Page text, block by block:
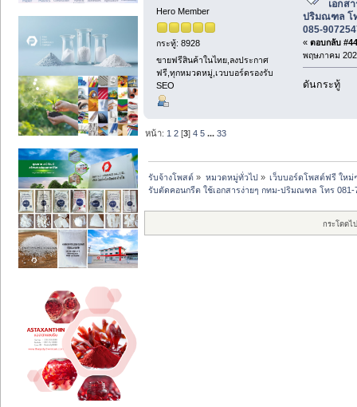
Hero Member
กระทู้: 8928
ขายฟรีสินค้าในไทย,ลงประกาศ
ฟรี,ทุกหมวดหมู่,เวบบอร์ดรองรับ
SEO
เอกส
ปริมณฑล โท
085-
« ตอบกลับ
พฤษภาคม
ดันกระทู้
หน้า: 1 2 [3]4 5 ...33
รับจ้างโพสต์ » หมวดหมู่ทั่วไป» เว็บบอร์ดโพสต์ฟรี ให
รับตัดคอนกรีต ใช้เอกสารง่ายๆ กทม-ปริมณฑล โทร 081-
กระโดดไ